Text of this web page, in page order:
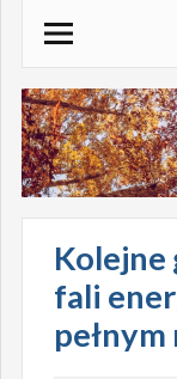
treści
Kolejne
fali